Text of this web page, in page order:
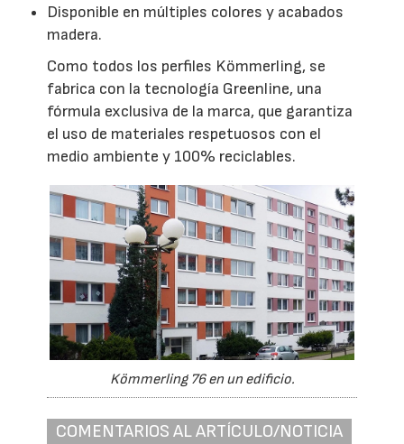
Disponible en múltiples colores y acabados
madera.
Como todos los perfiles Kömmerling, se
fabrica con la tecnología Greenline, una
fórmula exclusiva de la marca, que garantiza
el uso de materiales respetuosos con el
medio ambiente y 100% reciclables.
Kömmerling 76 en un edificio.
COMENTARIOS AL ARTÍCULO/NOTICIA